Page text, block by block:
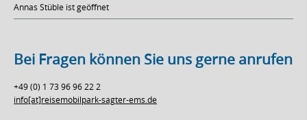
Annas Stüble ist geöffnet
Bei Fragen können Sie uns gerne anrufen
+49 (0) 1 73 96 96 22 2
info[at]reisemobilpark-sagter-ems.de